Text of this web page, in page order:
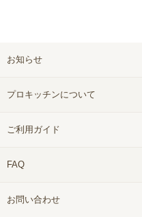
お知らせ
プロキッチンについて
ご利用ガイド
FAQ
お問い合わせ